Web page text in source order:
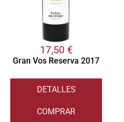
17,50 €
Gran Vos Reserva 2017
DETALLES
COMPRAR